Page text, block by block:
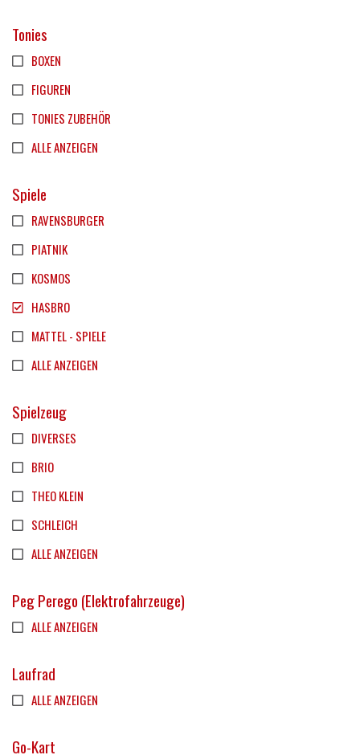
Tonies
BOXEN
FIGUREN
TONIES ZUBEHÖR
ALLE ANZEIGEN
Spiele
RAVENSBURGER
PIATNIK
KOSMOS
HASBRO
MATTEL - SPIELE
ALLE ANZEIGEN
Spielzeug
DIVERSES
BRIO
THEO KLEIN
SCHLEICH
ALLE ANZEIGEN
Peg Perego (Elektrofahrzeuge)
ALLE ANZEIGEN
Laufrad
ALLE ANZEIGEN
Go-Kart